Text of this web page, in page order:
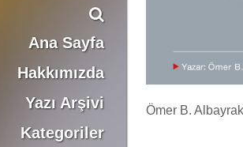
Ana Sayfa
Hakkımızda
Yazı Arşivi
Kategoriler
Ömer B.